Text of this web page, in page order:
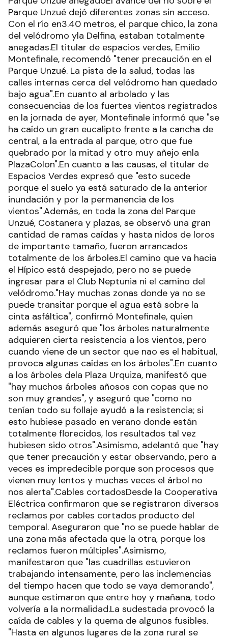
Parque Unzué dejó diferentes zonas sin acceso.
Con el río en3.40 metros, el parque chico, la zona
del velódromo yla Delfina, estaban totalmente
anegadas.El titular de espacios verdes, Emilio
Montefinale, recomendó "tener precaución en el
Parque Unzué. La pista de la salud, todas las
calles internas cerca del velódromo han quedado
bajo agua".En cuanto al arbolado y las
consecuencias de los fuertes vientos registrados
en la jornada de ayer, Montefinale informó que "se
ha caído un gran eucalipto frente a la cancha de
central, a la entrada al parque, otro que fue
quebrado por la mitad y otro muy añejo enla
PlazaColon".En cuanto a las causas, el titular de
Espacios Verdes expresó que "esto sucede
porque el suelo ya está saturado de la anterior
inundación y por la permanencia de los
vientos".Además, en toda la zona del Parque
Unzué, Costanera y plazas, se observó una gran
cantidad de ramas caídas y hasta nidos de loros
de importante tamaño, fueron arrancados
totalmente de los árboles.El camino que va hacia
el Hípico está despejado, pero no se puede
ingresar para el Club Neptunia ni el camino del
velódromo."Hay muchas zonas donde ya no se
puede transitar porque el agua está sobre la
cinta asfáltica", confirmó Montefinale, quien
además aseguró que "los árboles naturalmente
adquieren cierta resistencia a los vientos, pero
cuando viene de un sector que nao es el habitual,
provoca algunas caídas en los árboles".En cuanto
a los árboles dela Plaza Urquiza, manifestó que
"hay muchos árboles añosos con copas que no
son muy grandes", y aseguró que "como no
tenían todo su follaje ayudó a la resistencia; si
esto hubiese pasado en verano donde están
totalmente florecidos, los resultados tal vez
hubiesen sido otros".Asimismo, adelantó que "hay
que tener precaución y estar observando, pero a
veces es impredecible porque son procesos que
vienen muy lentos y muchas veces el árbol no
nos alerta".Cables cortadosDesde la Cooperativa
Eléctrica confirmaron que se registraron diversos
reclamos por cables cortados producto del
temporal. Aseguraron que "no se puede hablar de
una zona más afectada que la otra, porque los
reclamos fueron múltiples".Asimismo,
manifestaron que "las cuadrillas estuvieron
trabajando intensamente, pero las inclemencias
del tiempo hacen que todo se vaya demorando",
aunque estimaron que entre hoy y mañana, todo
volvería a la normalidad.La sudestada provocó la
caída de cables y la quema de algunos fusibles.
"Hasta en algunos lugares de la zona rural se